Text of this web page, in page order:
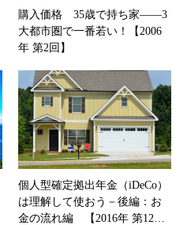
購入価格 35歳で持ち家――3
大都市圏で一番若い！【2006
年 第2回】
個人型確定拠出年金（iDeCo）
は理解して使おう－後編：お
金の流れ編 【2016年 第12…